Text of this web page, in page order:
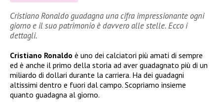
Cristiano Ronaldo guadagna una cifra impressionante ogni
giorno e il suo patrimonio è davvero alle stelle. Ecco i
dettagli.
Cristiano Ronaldo è uno dei calciatori più amati di sempre
ed è anche il primo della storia ad aver guadagnato più di un
miliardo di dollari durante la carriera. Ha dei guadagni
altissimi dentro e fuori dal campo. Scopriamo insieme
quanto guadagna al giorno.